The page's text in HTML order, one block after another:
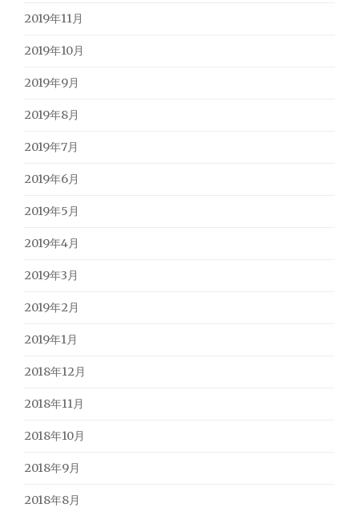
2019年11月
2019年10月
2019年9月
2019年8月
2019年7月
2019年6月
2019年5月
2019年4月
2019年3月
2019年2月
2019年1月
2018年12月
2018年11月
2018年10月
2018年9月
2018年8月